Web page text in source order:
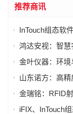
推荐商讯
InTouch组态软
鸿达安视：智
金叶仪器：环
山东诺方：高
金瑞铭：RFID
iFIX、InTouch